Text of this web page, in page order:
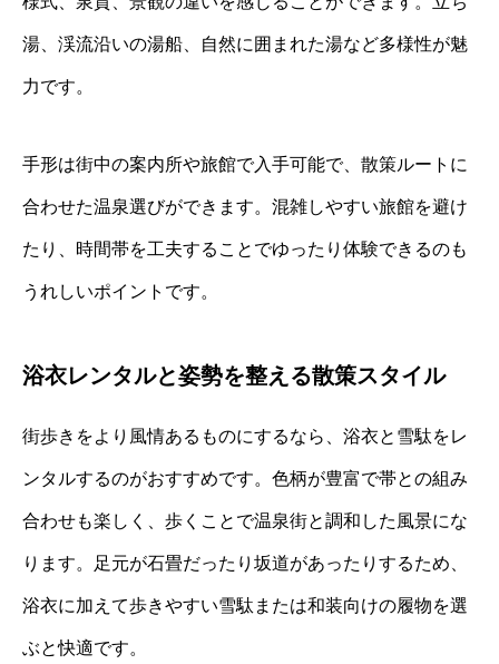
湯、渓流沿いの湯船、自然に囲まれた湯など多様性が魅
力です。
手形は街中の案内所や旅館で入手可能で、散策ルートに
合わせた温泉選びができます。混雑しやすい旅館を避け
たり、時間帯を工夫することでゆったり体験できるのも
うれしいポイントです。
浴衣レンタルと姿勢を整える散策スタイル
街歩きをより風情あるものにするなら、浴衣と雪駄をレ
ンタルするのがおすすめです。色柄が豊富で帯との組み
合わせも楽しく、歩くことで温泉街と調和した風景にな
ります。足元が石畳だったり坂道があったりするため、
浴衣に加えて歩きやすい雪駄または和装向けの履物を選
ぶと快適です。